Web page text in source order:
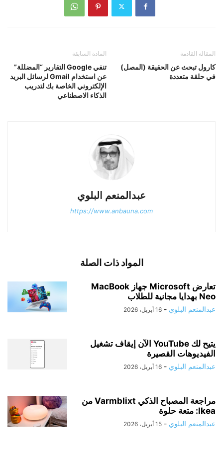
المادة السابقة
تنفي Google التقارير “المضللة”
عن استخدام Gmail لرسائل البريد
الإلكتروني الخاصة بك لتدريب
الذكاء الاصطناعي
المقالة القادمة
كارول تبحث عن الحقيقة (المصل)
في حلقة متعددة
عبدالمنعم البلوي
https://www.anbauna.com
المواد ذات الصلة
تعارض Microsoft جهاز MacBook
Neo بهدايا مجانية للطلاب
عبدالمنعم البلوي - 16 أبريل، 2026
يتيح لك YouTube الآن إيقاف تشغيل
الفيديوهات القصيرة
عبدالمنعم البلوي - 16 أبريل، 2026
مراجعة المصباح الذكي Varmblixt من
Ikea: متعة حلوة
عبدالمنعم البلوي - 15 أبريل، 2026